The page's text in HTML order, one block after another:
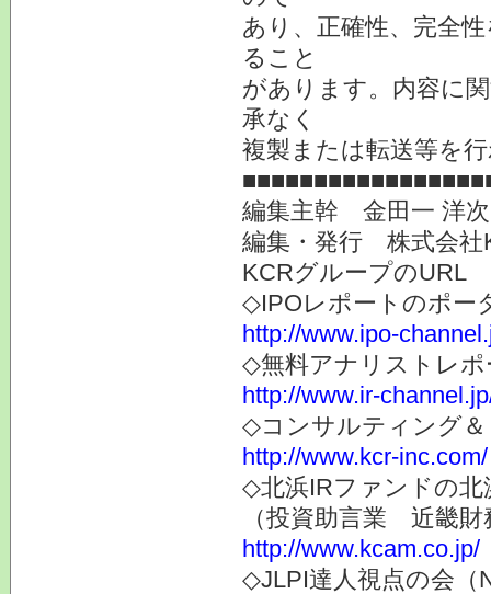
あり、正確性、完全
ること
があります。内容に
承なく
複製または転送等を
編集主幹 金田一 洋
編集・発行 株式会社
KCRグループのURL
◇IPOレポートのポー
http://www.ipo-
◇無料アナリストレ
http://www.ir-
◇コンサルティング＆
http://www.kcr-inc.com/
◇北浜IRファンドの北
（投資助言業 近畿財
http://www.kcam.co.jp/
◇JLPI達人視点の会（